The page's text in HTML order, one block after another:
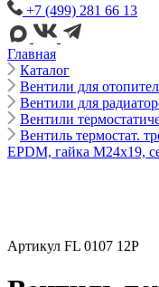
+7 (499) 281 66 13
Главная
Каталог
Вентили для
Вентили для
Вентили
Вентиль термостат.
EPDM, гайка М24х19,
Артикул FL 0107 12P